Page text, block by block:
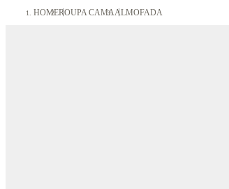
HOMEROUPA CAMAALMOFADA